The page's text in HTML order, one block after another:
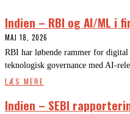
Indien – RBI og AI/ML i
MAJ 18, 2026
RBI har løbende rammer for
teknologisk governance med AI-
LÆS MERE
Indien – SEBI